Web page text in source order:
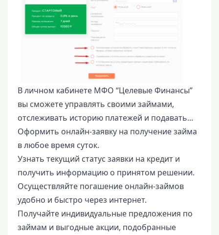
В личном кабинете МФО “Целевые Финансы”
вы сможете управлять своими займами,
отслеживать историю платежей и подавать...
Оформить онлайн-заявку на получение займа
в любое время суток.
Узнать текущий статус заявки на кредит и
получить информацию о принятом решении.
Осуществляйте погашение онлайн-займов
удобно и быстро через интернет.
Получайте индивидуальные предложения по
займам и выгодные акции, подобранные